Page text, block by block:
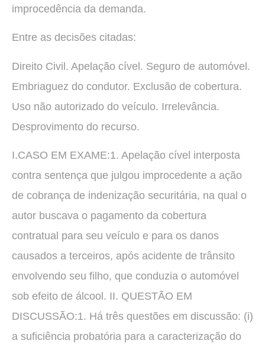
improcedência da demanda.
Entre as decisões citadas:
Direito Civil. Apelação cível. Seguro de automóvel.
Embriaguez do condutor. Exclusão de cobertura.
Uso não autorizado do veículo. Irrelevância.
Desprovimento do recurso.
I.CASO EM EXAME:1. Apelação cível interposta
contra sentença que julgou improcedente a ação
de cobrança de indenização securitária, na qual o
autor buscava o pagamento da cobertura
contratual para seu veículo e para os danos
causados a terceiros, após acidente de trânsito
envolvendo seu filho, que conduzia o automóvel
sob efeito de álcool. II. QUESTÃO EM
DISCUSSÃO:1. Há três questões em discussão: (i)
a suficiência probatória para a caracterização do